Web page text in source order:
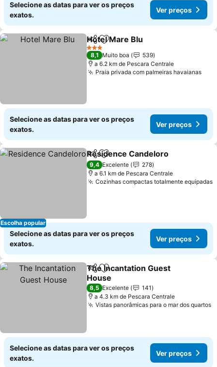
Selecione as datas para ver os preços
exatos.
Ver preços
PartilharAdicionar aos favoritos
Hotel Mare Blu
3 Estrelas
8,1 Muito boa
539
a 6.2 km de Pescara Centrale
Praia privada com palmeiras havaianasVer
Selecione as datas para ver os preços
exatos.
Ver preços
Escolha popular
PartilharAdicionar aos favoritos
Residence Candeloro
9,4 Excelente
278
a 6.1 km de Pescara Centrale
Cozinhas compactas totalmente equipadas
Selecione as datas para ver os preços
exatos.
Ver preços
PartilharAdicionar aos favoritos
The Incantation Guest
House
Ver preços
8,5 Excelente
141
a 4.3 km de Pescara Centrale
Vistas panorâmicas para o mar dos quartos
Selecione as datas para ver os preços
exatos.
Ver preços